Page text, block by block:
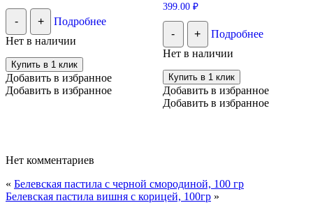
- +
Подробнее
Нет в наличии
Купить в 1 клик
Добавить в избранное
Добавить в избранное
399.00 ₽
- +
Подробнее
Нет в наличии
Купить в 1 клик
Добавить в избранное
Добавить в избранное
Нет комментариев
« Белевская пастила с черной смородиной, 100 гр
Белевская пастила вишня с корицей, 100гр »